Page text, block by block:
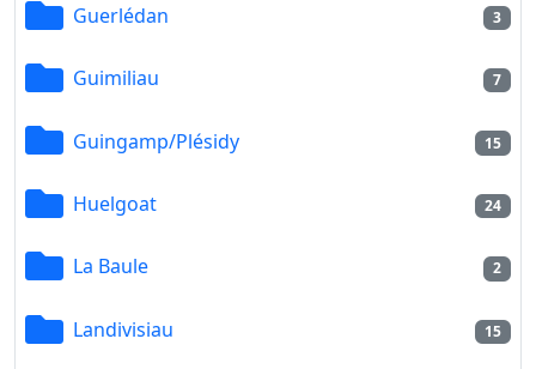
Guerlédan 3
Guimiliau 7
Guingamp/Plésidy 15
Huelgoat 24
La Baule 2
Landivisiau 15